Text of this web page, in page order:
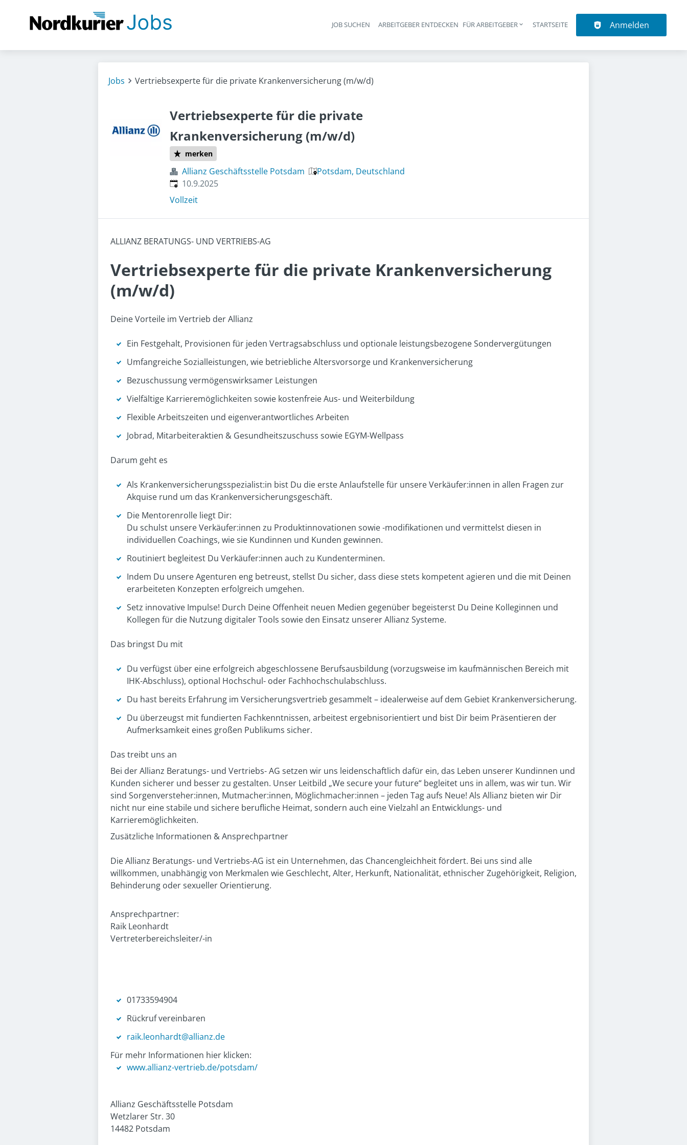
Haupt-Navigation
JOB SUCHEN ARBEITGEBER ENTDECKEN FÜR ARBEITGEBER STARTSEITE Anmelden
Jobs Vertriebsexperte für die private Krankenversicherung (m/w/d)
Vertriebsexperte für die private
Krankenversicherung (m/w/d)
merken
Allianz Geschäftsstelle Potsdam
Potsdam, Deutschland
Veröffentlicht
10.9.2025
Vollzeit
ALLIANZ BERATUNGS- UND VERTRIEBS-AG
Vertriebsexperte für die private Krankenversicherung
(m/w/d)
Deine Vorteile im Vertrieb der Allianz
Ein Festgehalt, Provisionen für jeden Vertragsabschluss und optionale leistungsbezogene Sondervergütungen
Umfangreiche Sozialleistungen, wie betriebliche Altersvorsorge und Krankenversicherung
Bezuschussung vermögenswirksamer Leistungen
Vielfältige Karrieremöglichkeiten sowie kostenfreie Aus- und Weiterbildung
Flexible Arbeitszeiten und eigenverantwortliches Arbeiten
Jobrad, Mitarbeiteraktien & Gesundheitszuschuss sowie EGYM-Wellpass
Darum geht es
Als Krankenversicherungsspezialist:in bist Du die erste Anlaufstelle für unsere Verkäufer:innen in allen Fragen zur
Akquise rund um das Krankenversicherungsgeschäft.
Die Mentorenrolle liegt Dir:
Du schulst unsere Verkäufer:innen zu Produktinnovationen sowie -modifikationen und vermittelst diesen in
individuellen Coachings, wie sie Kundinnen und Kunden gewinnen.
Routiniert begleitest Du Verkäufer:innen auch zu Kundenterminen.
Indem Du unsere Agenturen eng betreust, stellst Du sicher, dass diese stets kompetent agieren und die mit Deinen
erarbeiteten Konzepten erfolgreich umgehen.
Setz innovative Impulse! Durch Deine Offenheit neuen Medien gegenüber begeisterst Du Deine Kolleginnen und
Kollegen für die Nutzung digitaler Tools sowie den Einsatz unserer Allianz Systeme.
Das bringst Du mit
Du verfügst über eine erfolgreich abgeschlossene Berufsausbildung (vorzugsweise im kaufmännischen Bereich mit
IHK-Abschluss), optional Hochschul- oder Fachhochschulabschluss.
Du hast bereits Erfahrung im Versicherungsvertrieb gesammelt – idealerweise auf dem Gebiet Krankenversicherung.
Du überzeugst mit fundierten Fachkenntnissen, arbeitest ergebnisorientiert und bist Dir beim Präsentieren der
Aufmerksamkeit eines großen Publikums sicher.
Das treibt uns an
Bei der Allianz Beratungs- und Vertriebs- AG setzen wir uns leidenschaftlich dafür ein, das Leben unserer Kundinnen und
Kunden sicherer und besser zu gestalten. Unser Leitbild „We secure your future“ begleitet uns in allem, was wir tun. Wir
sind Sorgenversteher:innen, Mutmacher:innen, Möglichmacher:innen – jeden Tag aufs Neue! Als Allianz bieten wir Dir
nicht nur eine stabile und sichere berufliche Heimat, sondern auch eine Vielzahl an Entwicklungs- und
Karrieremöglichkeiten.
Zusätzliche Informationen & Ansprechpartner
Die Allianz Beratungs- und Vertriebs-AG ist ein Unternehmen, das Chancengleichheit fördert. Bei uns sind alle
willkommen, unabhängig von Merkmalen wie Geschlecht, Alter, Herkunft, Nationalität, ethnischer Zugehörigkeit, Religion,
Behinderung oder sexueller Orientierung.
Ansprechpartner:
Raik Leonhardt
Vertreterbereichsleiter/-in
01733594904
Rückruf vereinbaren
raik.leonhardt@allianz.de
Für mehr Informationen hier klicken:
www.allianz-vertrieb.de/potsdam/
Allianz Geschäftsstelle Potsdam
Wetzlarer Str. 30
14482 Potsdam